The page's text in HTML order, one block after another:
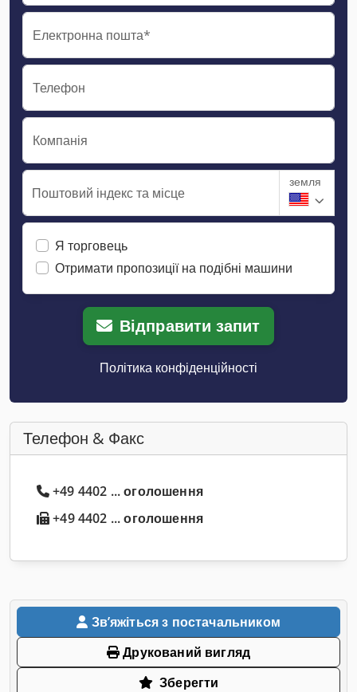
Електронна пошта*
Телефон
Компанія
Поштовий індекс та місце
земля
Я торговець
Отримати пропозиції на подібні машини
Відправити запит
Політика конфіденційності
Телефон & Факс
+49 4402 ... оголошення
+49 4402 ... оголошення
Звʼяжіться з постачальником
Друкований вигляд
Зберегти